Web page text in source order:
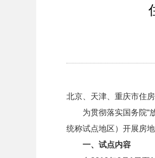
北京、天津、重庆市住
为贯彻落实国务院“
统称试点地区）开展房
一、试点内容